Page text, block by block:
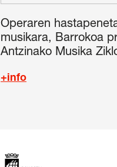
Operaren
musikara, Barrokoa
Antzinako Musika
+info